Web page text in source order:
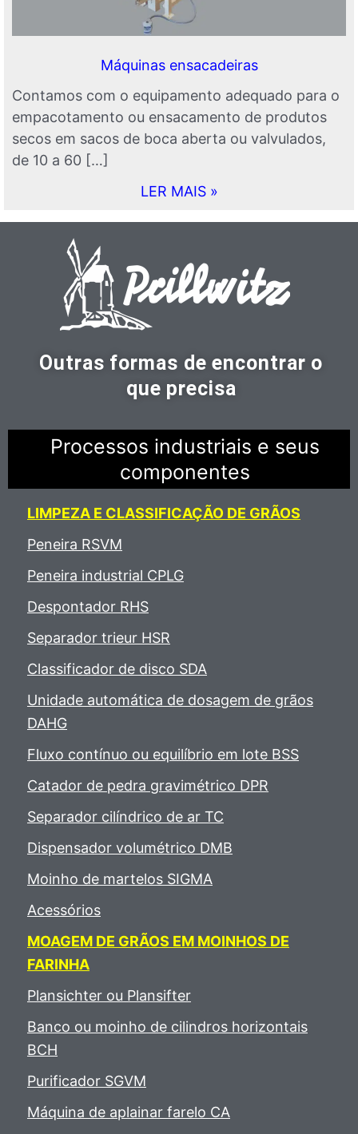
Máquinas ensacadeiras
Contamos com o equipamento adequado para o
empacotamento ou ensacamento de produtos
secos em sacos de boca aberta ou valvulados,
de 10 a 60 […]
LER MAIS »
Outras formas de encontrar o
que precisa
Processos industriais e seus
componentes
LIMPEZA E CLASSIFICAÇÃO DE GRÃOS
Peneira RSVM
Peneira industrial CPLG
Despontador RHS
Separador trieur HSR
Classificador de disco SDA
Unidade automática de dosagem de grãos
DAHG
Fluxo contínuo ou equilíbrio em lote BSS
Catador de pedra gravimétrico DPR
Separador cilíndrico de ar TC
Dispensador volumétrico DMB
Moinho de martelos SIGMA
Acessórios
MOAGEM DE GRÃOS EM MOINHOS DE
FARINHA
Plansichter ou Plansifter
Banco ou moinho de cilindros horizontais
BCH
Purificador SGVM
Máquina de aplainar farelo CA